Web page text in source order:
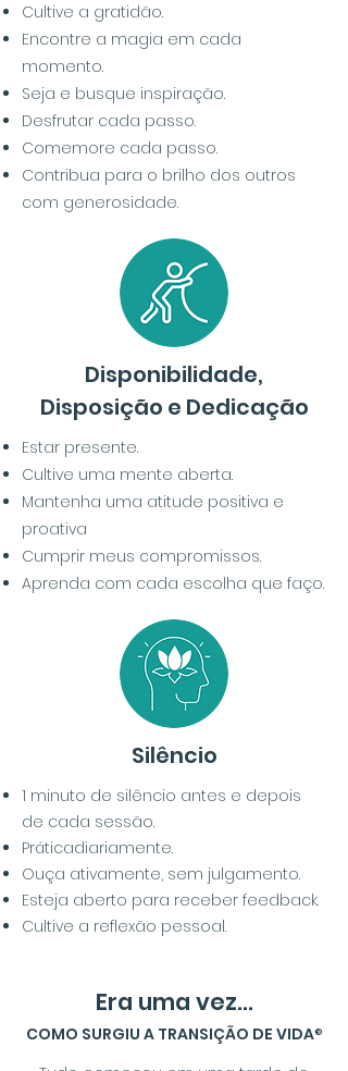
Cultive a gratidão.
Encontre a magia em cada
momento.
Seja e busque inspiração.
Desfrutar cada passo.
Comemore cada passo.
Contribua para o brilho dos outros
com generosidade.
Disponibilidade,
Disposição e Dedicação
Estar presente.
Cultive uma mente aberta.
Mantenha uma atitude positiva e
proativa
Cumprir meus compromissos.
Aprenda com cada escolha que faço.
Silêncio
1 minuto de silêncio antes e depois
de cada sessão.
Práticadiariamente.
Ouça ativamente, sem julgamento.
Esteja aberto para receber feedback.
Cultive a reflexão pessoal.
Era uma vez...
COMO SURGIU A TRANSIÇÃO DE VIDA®